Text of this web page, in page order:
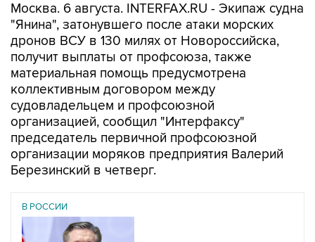
Москва. 6 августа. INTERFAX.RU - Экипаж судна
"Янина", затонувшего после атаки морских
дронов ВСУ в 130 милях от Новороссийска,
получит выплаты от профсоюза, также
материальная помощь предусмотрена
коллективным договором между
судовладельцем и профсоюзной
организацией, сообщил "Интерфаксу"
председатель первичной профсоюзной
организации моряков предприятия Валерий
Березинский в четверг.
В РОССИИ